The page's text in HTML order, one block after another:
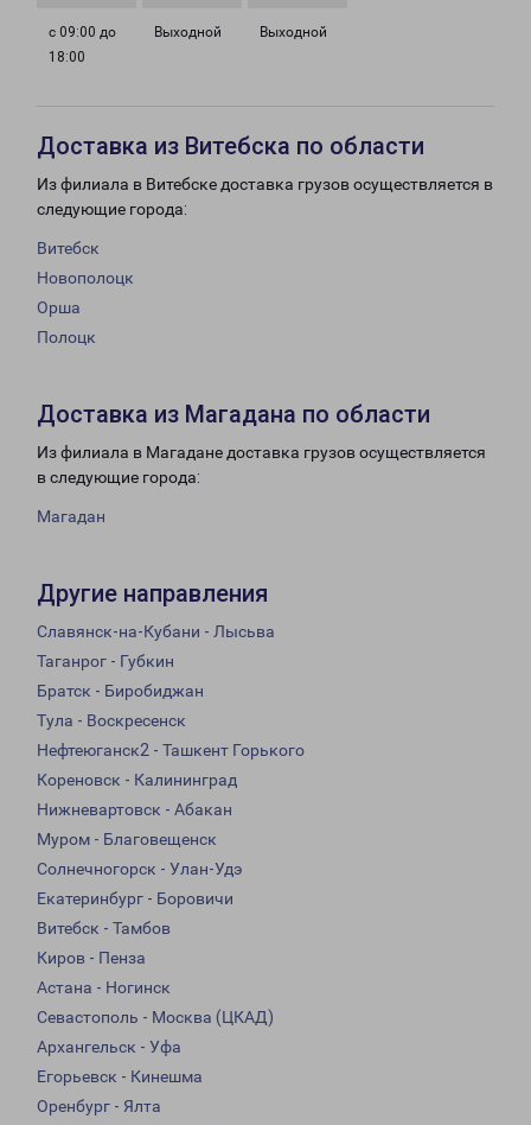
с 09:00 до
18:00
Выходной Выходной
Доставка из Витебска по области
Из филиала в Витебске доставка грузов осуществляется в
следующие города:
Витебск
Новополоцк
Орша
Полоцк
Доставка из Магадана по области
Из филиала в Магадане доставка грузов осуществляется
в следующие города:
Магадан
Другие направления
Славянск-на-Кубани - Лысьва
Таганрог - Губкин
Братск - Биробиджан
Тула - Воскресенск
Нефтеюганск2 - Ташкент Горького
Кореновск - Калининград
Нижневартовск - Абакан
Муром - Благовещенск
Солнечногорск - Улан-Удэ
Екатеринбург - Боровичи
Витебск - Тамбов
Киров - Пенза
Астана - Ногинск
Севастополь - Москва (ЦКАД)
Архангельск - Уфа
Егорьевск - Кинешма
Оренбург - Ялта